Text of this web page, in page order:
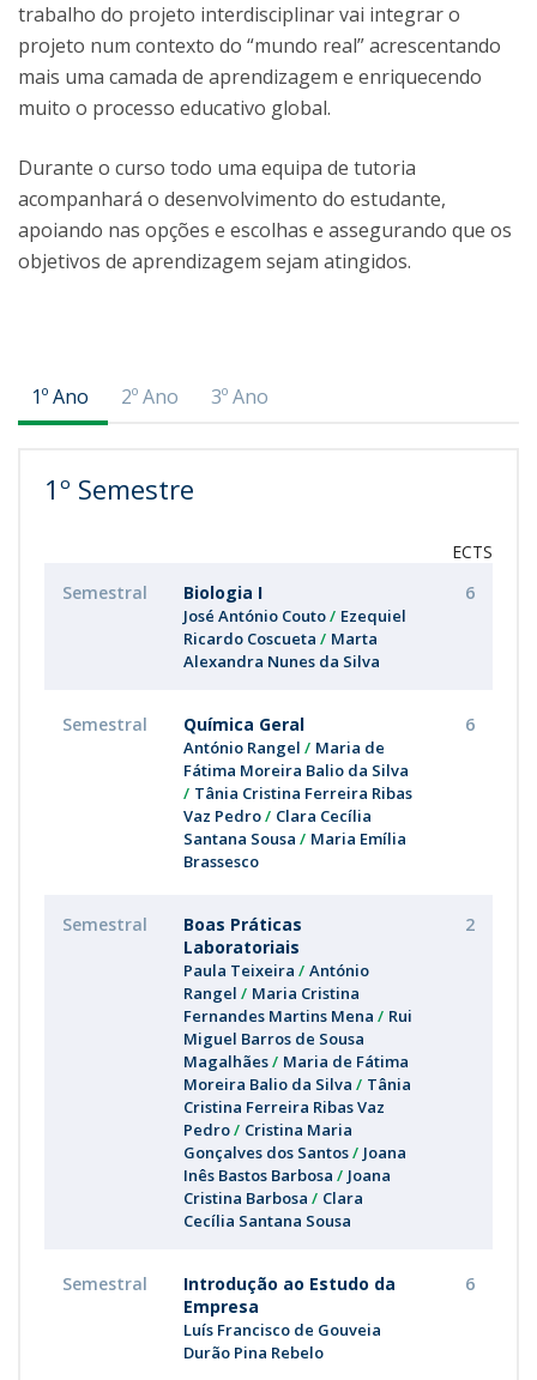
trabalho do projeto interdisciplinar vai integrar o
projeto num contexto do “mundo real” acrescentando
mais uma camada de aprendizagem e enriquecendo
muito o processo educativo global.
Durante o curso todo uma equipa de tutoria
acompanhará o desenvolvimento do estudante,
apoiando nas opções e escolhas e assegurando que os
objetivos de aprendizagem sejam atingidos.
1º Ano 2º Ano 3º Ano
1º Semestre
ECTS
Semestral
Biologia I
José António Couto
Ezequiel
Ricardo Coscueta
Marta
Alexandra Nunes da Silva
6
Semestral Química Geral
António Rangel
Maria de
Fátima Moreira Balio da Silva
Tânia Cristina Ferreira Ribas
Vaz Pedro
Clara Cecília
Santana Sousa
Maria Emília
Brassesco
6
Semestral
Boas Práticas
Laboratoriais
Paula Teixeira
António
Rangel
Maria Cristina
Fernandes Martins Mena
Rui
Miguel Barros de Sousa
Magalhães
Maria de Fátima
Moreira Balio da Silva
Tânia
Cristina Ferreira Ribas Vaz
Pedro
Cristina Maria
Gonçalves dos Santos
Joana
Inês Bastos Barbosa
Joana
Cristina Barbosa
Clara
Cecília Santana Sousa
2
Semestral
Introdução ao Estudo da
Empresa
Luís Francisco de Gouveia
Durão Pina Rebelo
6